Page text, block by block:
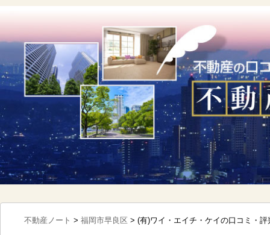
不動産ノート > 福岡市早良区 > (有)ワイ・エイチ・ケイの口コミ・評